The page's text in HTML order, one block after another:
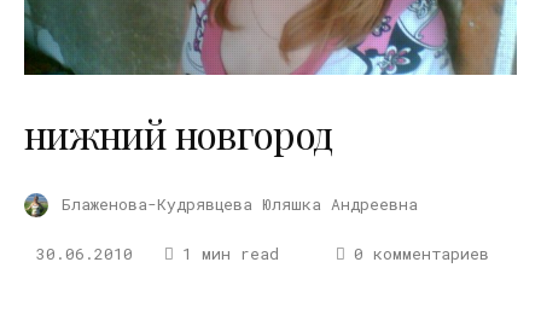
нижний новгород
Блаженова-Кудрявцева Юляшка Андреевна
30.06.2010 1 мин read 0 комментариев